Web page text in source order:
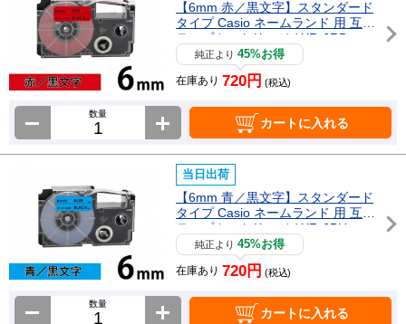
【6mm 赤／黒文字】スタンダード
タイプ Casio ネームランド 用 互換
テープカートリッジ / XR-6RD
純正より45%お得
在庫あり 720円 (税込)
数量
カートに入れる
当日出荷
【6mm 青／黒文字】スタンダード
タイプ Casio ネームランド 用 互換
テープカートリッジ / XR-6BU
純正より45%お得
在庫あり 720円 (税込)
数量
カートに入れる